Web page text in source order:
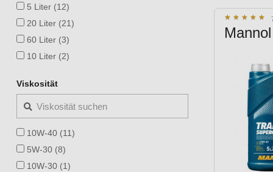
★ ★ ★ ★ ★
★ ★ ★ ★ ★
5 Liter (12)
20 Liter (21)
60 Liter (3)
10 Liter (2)
Viskosität
10W-40 (11)
5W-30 (8)
10W-30 (1)